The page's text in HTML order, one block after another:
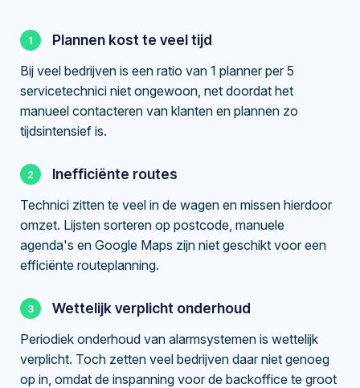
Plannen kost te veel tijd
Bij veel bedrijven is een ratio van 1 planner per 5
servicetechnici niet ongewoon, net doordat het
manueel contacteren van klanten en plannen zo
tijdsintensief is.
Inefficiënte routes
Technici zitten te veel in de wagen en missen hierdoor
omzet. Lijsten sorteren op postcode, manuele
agenda's en Google Maps zijn niet geschikt voor een
efficiënte routeplanning.
Wettelijk verplicht onderhoud
Periodiek onderhoud van alarmsystemen is wettelijk
verplicht. Toch zetten veel bedrijven daar niet genoeg
op in, omdat de inspanning voor de backoffice te groot